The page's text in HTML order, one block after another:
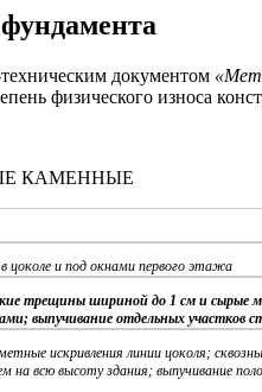
документом
физического износа
КАМЕННЫЕ
цоколе и под окнами первого этажа
трещины шириной до 1 см и сырые
выпучивание отдельных участков
искривления линии цоколя;
на всю высоту здания; выпучивание